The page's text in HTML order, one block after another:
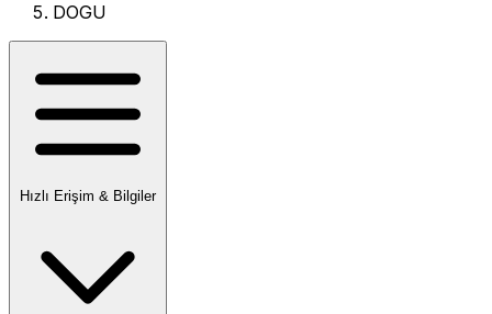
DOGU
Hızlı Erişim & Bilgiler